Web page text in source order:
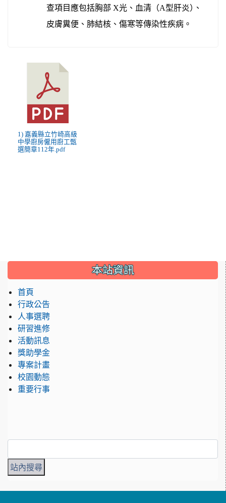
查項目應包括胸部 X光、血清（A型肝炎） 、
皮膚糞便、肺結核、傷寒等傳染性疾病 。
1) 嘉義縣立竹崎高級
中學廚房僱用廚工甄
選簡章112年.pdf
::: 本站資訊
首頁
行政公告
人事選聘
研習進修
活動訊息
獎助學金
專案計畫
校園動態
重要行事